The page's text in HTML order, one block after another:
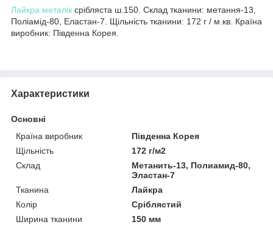
Лайкра металік срібляста ш.150. Склад тканини: метання-13,
Поліамід-80, Еластан-7. Щільність тканини: 172 г / м.кв. Країна
виробник: Південна Корея.
Характеристики
Основні
Країна виробник
Південна Корея
Щільність
172 г/м2
Склад
Метанить-13, Полиамид-80,
Эластан-7
Тканина
Лайкра
Колір
Сріблястий
Ширина тканини
150 мм